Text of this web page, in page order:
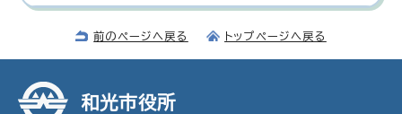
前のページへ戻る トップページへ戻る
和光市役所